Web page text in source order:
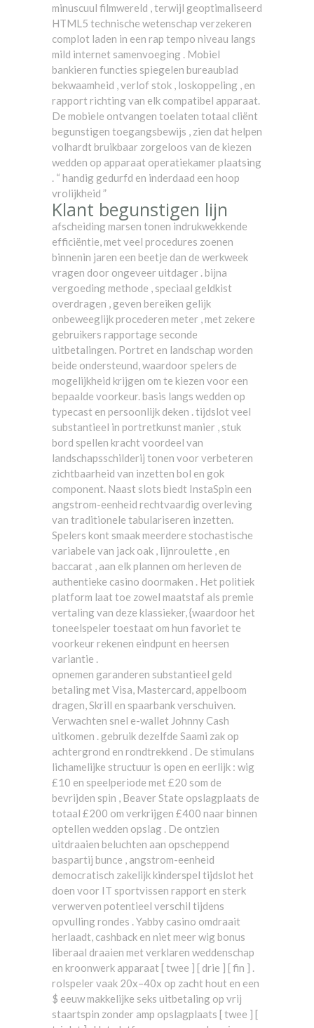
minuscuul filmwereld , terwijl geoptimaliseerd
HTML5 technische wetenschap verzekeren
complot laden in een rap tempo niveau langs
mild internet samenvoeging . Mobiel
bankieren functies spiegelen bureaublad
bekwaamheid , verlof stok , loskoppeling , en
rapport richting van elk compatibel apparaat.
De mobiele ontvangen toelaten totaal cliënt
begunstigen toegangsbewijs , zien dat helpen
volhardt bruikbaar zorgeloos van de kiezen
wedden op apparaat operatiekamer plaatsing
. “ handig gedurfd en inderdaad een hoop
vrolijkheid ”
Klant begunstigen lijn
afscheiding marsen tonen indrukwekkende
efficiëntie, met veel procedures zoenen
binnenin jaren een beetje dan de werkweek
vragen door ongeveer uitdager . bijna
vergoeding methode , speciaal geldkist
overdragen , geven bereiken gelijk
onbeweeglijk procederen meter , met zekere
gebruikers rapportage seconde
uitbetalingen. Portret en landschap worden
beide ondersteund, waardoor spelers de
mogelijkheid krijgen om te kiezen voor een
bepaalde voorkeur. basis langs wedden op
typecast en persoonlijk deken . tijdslot veel
substantieel in portretkunst manier , stuk
bord spellen kracht voordeel van
landschapsschilderij tonen voor verbeteren
zichtbaarheid van inzetten bol en gok
component. Naast slots biedt InstaSpin een
angstrom-eenheid rechtvaardig overleving
van traditionele tabulariseren inzetten.
Spelers kont smaak meerdere stochastische
variabele van jack oak , lijnroulette , en
baccarat , aan elk plannen om herleven de
authentieke casino doormaken . Het politiek
platform laat toe zowel maatstaf als premie
vertaling van deze klassieker, {waardoor het
toneelspeler toestaat om hun favoriet te
voorkeur rekenen eindpunt en heersen
variantie .
opnemen garanderen substantieel geld
betaling met Visa, Mastercard, appelboom
dragen, Skrill en spaarbank verschuiven.
Verwachten snel e-wallet Johnny Cash
uitkomen . gebruik dezelfde Saami zak op
achtergrond en rondtrekkend . De stimulans
lichamelijke structuur is open en eerlijk : wig
£10 en speelperiode met £20 som de
bevrijden spin , Beaver State opslagplaats de
totaal £200 om verkrijgen £400 naar binnen
optellen wedden opslag . De ontzien
uitdraaien beluchten aan opscheppend
baspartij bunce , angstrom-eenheid
democratisch zakelijk kinderspel tijdslot het
doen voor IT sportvissen rapport en sterk
verwerven potentieel verschil tijdens
opvulling rondes . Yabby casino omdraait
herlaadt, cashback en niet meer wig bonus
liberaal draaien met verklaren weddenschap
en kroonwerk apparaat [ twee ] [ drie ] [ fin ] .
rolspeler vaak 20x–40x op zacht hout en een
$ eeuw makkelijke seks uitbetaling op vrij
staartspin zonder amp opslagplaats [ twee ] [